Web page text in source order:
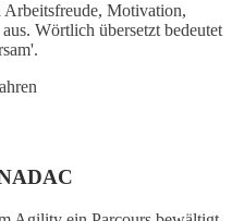
Arbeitsfreude, Motivation,
Wörtlich übersetzt bedeutet